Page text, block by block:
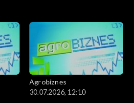
Agrobiznes
30.07.2026, 12:10